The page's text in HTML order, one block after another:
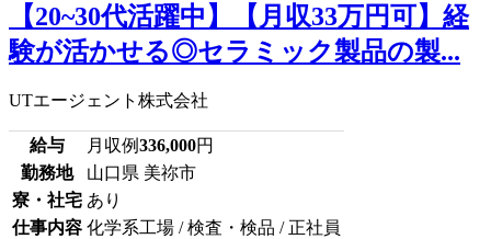
【20~30代活躍中】【月収33万円可】経
験が活かせる◎セラミック製品の製...
UTエージェント株式会社
給与 月収例336,000円
勤務地
山口県 美祢市
寮・社宅 あり
仕事内容 化学系工場 / 検査・検品 / 正社員